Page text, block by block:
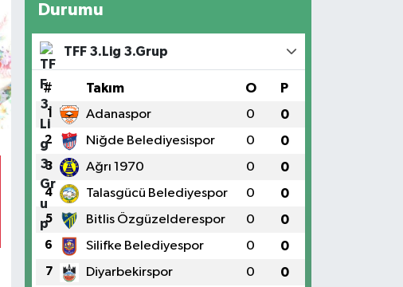
Durumu
TFF 3.Lig 3.Grup
# Takım O P
1 Adanaspor 0 0
2 Niğde Belediyesispor 0 0
3 Ağrı 1970 0 0
4 Talasgücü Belediyespor 0 0
5 Bitlis Özgüzelderespor 0 0
6 Silifke Belediyespor 0 0
7 Diyarbekirspor 0 0